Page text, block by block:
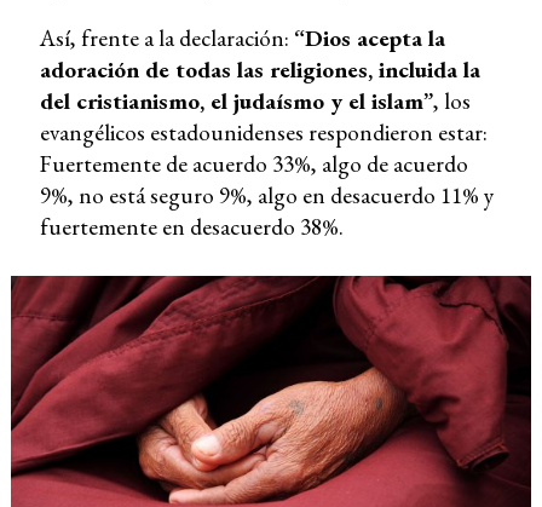
Así, frente a la declaración: “Dios acepta la
adoración de todas las religiones, incluida la
del cristianismo, el judaísmo y el islam”, los
evangélicos estadounidenses respondieron estar:
Fuertemente de acuerdo 33%, algo de acuerdo
9%, no está seguro 9%, algo en desacuerdo 11% y
fuertemente en desacuerdo 38%.